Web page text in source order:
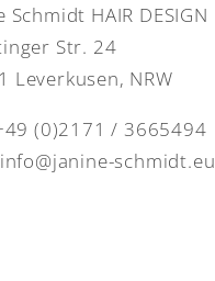
Schmidt HAIR DESIGN
Str. 24
Leverkusen, NRW
(0)2171 / 3665494
info@janine-schmidt.eu